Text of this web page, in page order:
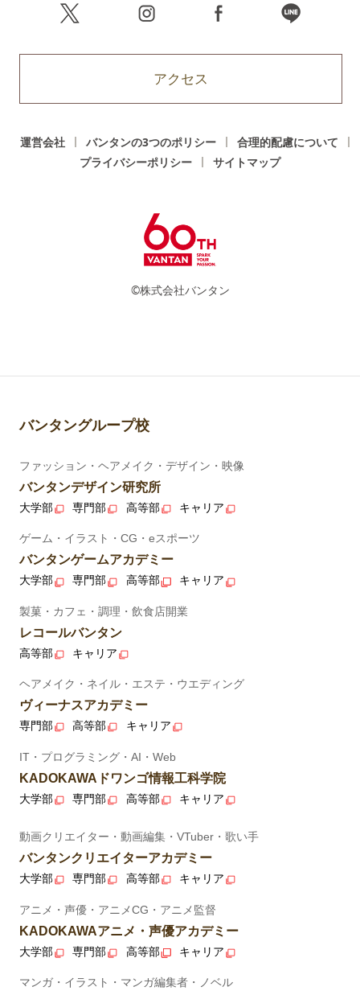
アクセス
運営会社 バンタンの3つのポリシー
合理的配慮について
プライバシーポリシー
サイトマップ
©株式会社バンタン
バンタングループ校
ファッション・ヘアメイク・デザイン・映像
バンタンデザイン研究所
大学部 専門部 高等部 キャリア
ゲーム・イラスト・CG・eスポーツ
バンタンゲームアカデミー
大学部 専門部 高等部 キャリア
製菓・カフェ・調理・飲食店開業
レコールバンタン
高等部 キャリア
ヘアメイク・ネイル・エステ・ウエディング
ヴィーナスアカデミー
専門部 高等部 キャリア
IT・プログラミング・AI・Web
KADOKAWAドワンゴ情報工科学院
大学部 専門部 高等部 キャリア
動画クリエイター・動画編集・VTuber・歌い手
バンタンクリエイターアカデミー
大学部 専門部 高等部 キャリア
アニメ・声優・アニメCG・アニメ監督
KADOKAWAアニメ・声優アカデミー
大学部 専門部 高等部 キャリア
マンガ・イラスト・マンガ編集者・ノベル